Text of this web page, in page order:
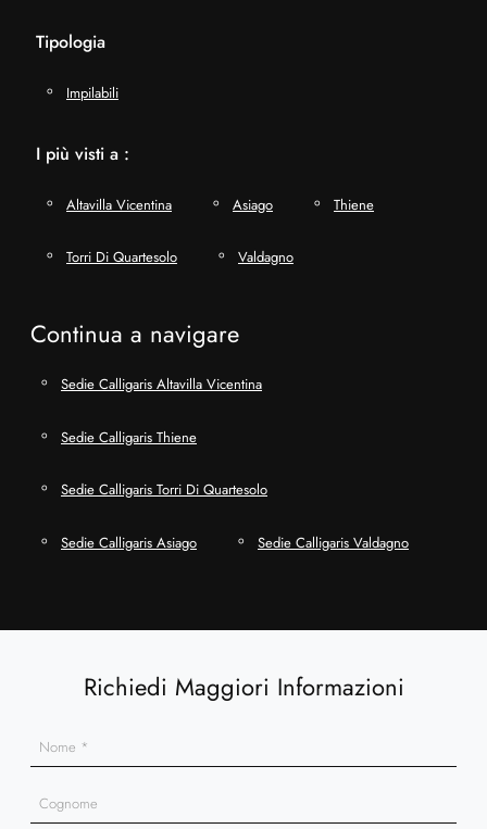
Tipologia
Impilabili
I più visti a :
Altavilla Vicentina Asiago Thiene
Torri Di Quartesolo Valdagno
Continua a navigare
Sedie Calligaris Altavilla Vicentina
Sedie Calligaris Thiene
Sedie Calligaris Torri Di Quartesolo
Sedie Calligaris Asiago Sedie Calligaris Valdagno
Richiedi Maggiori Informazioni